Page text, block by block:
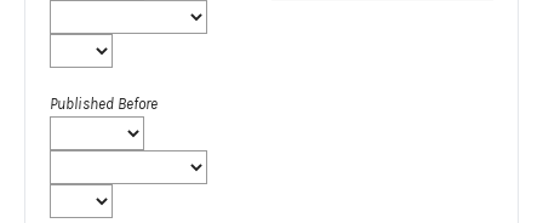
Published Before